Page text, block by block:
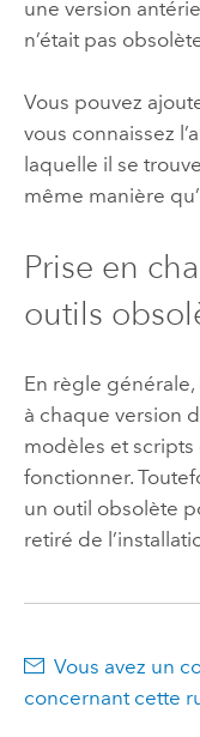
une version
n’était pas
Vous pouvez
vous connaissez
laquelle il se
même manière
Prise en
outils
En règle
à chaque version
modèles et scripts
fonctionner.
un outil obsolète
retiré de
Vous avez un
concernant cette